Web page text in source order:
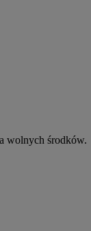
wolnych środków.